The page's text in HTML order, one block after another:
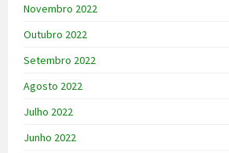
Novembro 2022
Outubro 2022
Setembro 2022
Agosto 2022
Julho 2022
Junho 2022